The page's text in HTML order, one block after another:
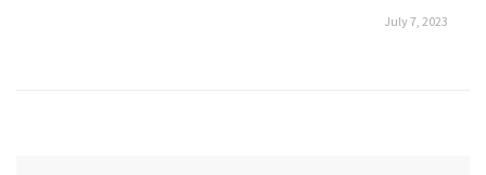
July 7, 2023